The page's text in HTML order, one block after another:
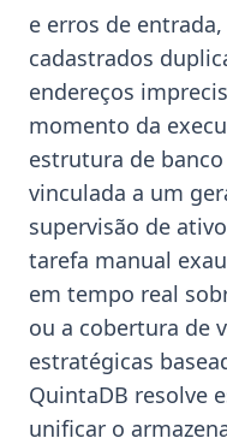
e erros de
cadastrados
endereços
momento da
estrutura de
vinculada a um
supervisão de
tarefa manual
em tempo real
ou a cobertura de
estratégicas
QuintaDB resolve
unificar o